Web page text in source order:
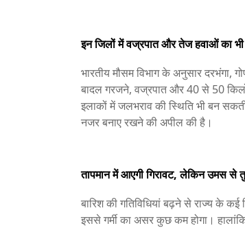
इन जिलों में वज्रपात और तेज हवाओं का
भारतीय मौसम विभाग के अनुसार दरभंगा,
बादल गरजने, वज्रपात और 40 से 50
इलाकों में जलभराव की स्थिति भी बन
नजर बनाए रखने की अपील की है।
तापमान में आएगी गिरावट, लेकिन उमस से
बारिश की गतिविधियां बढ़ने से राज्य के
इससे गर्मी का असर कुछ कम होगा।